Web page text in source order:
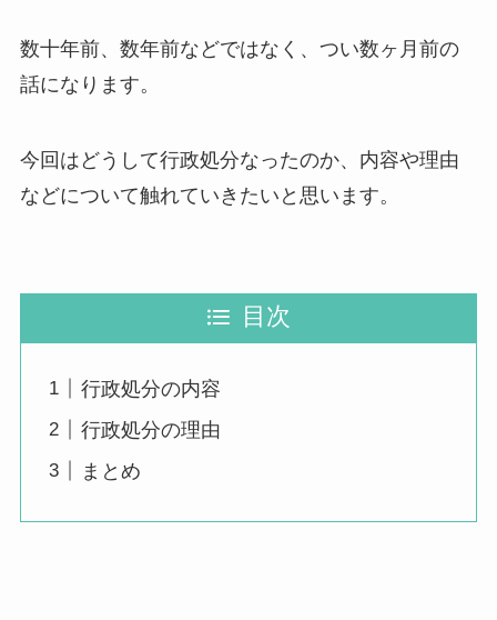
数十年前、数年前などではなく、つい数ヶ月前の
話になります。
今回はどうして行政処分なったのか、内容や理由
などについて触れていきたいと思います。
目次
行政処分の内容
行政処分の理由
まとめ